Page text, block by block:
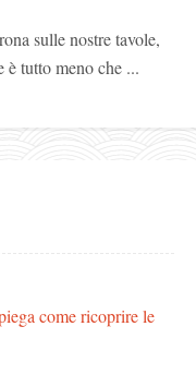
sulle nostre tavole,
è tutto meno che ...
come ricoprire le